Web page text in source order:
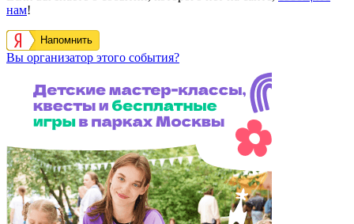
нам!
Напомнить
Вы организатор этого события?